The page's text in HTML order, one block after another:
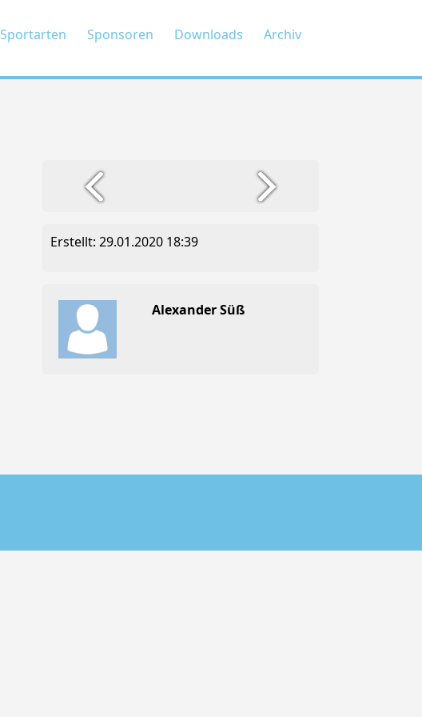
Sportarten Sponsoren Downloads Archiv
Erstellt: 29.01.2020 18:39
Alexander Süß